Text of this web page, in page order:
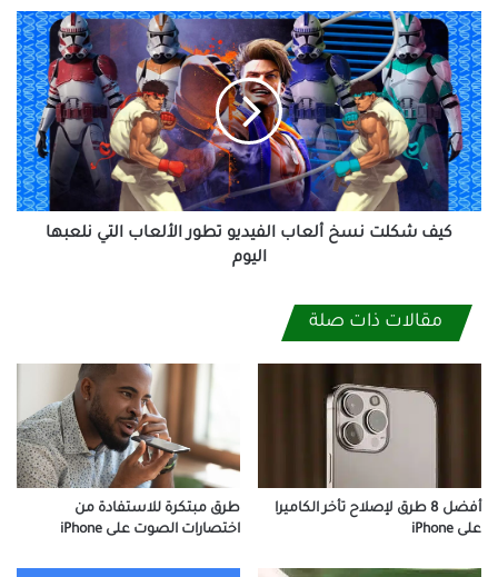
كيف
شكلت
نسخ
ألعاب
الفيديو
تطور
الألعاب
التي
نلعبها
كيف شكلت نسخ ألعاب الفيديو تطور الألعاب التي نلعبها
اليوم
مقالات ذات صلة
طرق مبتكرة للاستفادة من
اختصارات الصوت على iPhone
أفضل 8 طرق لإصلاح تأخر الكاميرا
على iPhone